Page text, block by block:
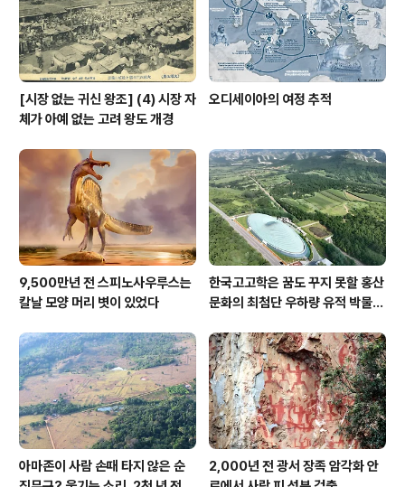
[시장 없는 귀신 왕조] (4) 시장 자
체가 아예 없는 고려 왕도 개경
오디세이아의 여정 추적
9,500만년 전 스피노사우루스는
칼날 모양 머리 볏이 있었다
한국고고학은 꿈도 꾸지 못할 홍산
문화의 최첨단 우하량 유적 박물관
아마존이 사람 손때 타지 않은 순
2,000년 전 광서 장족 암각화 안